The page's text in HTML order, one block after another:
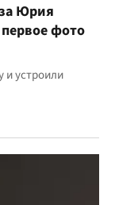
Юрия
фото
и устроили